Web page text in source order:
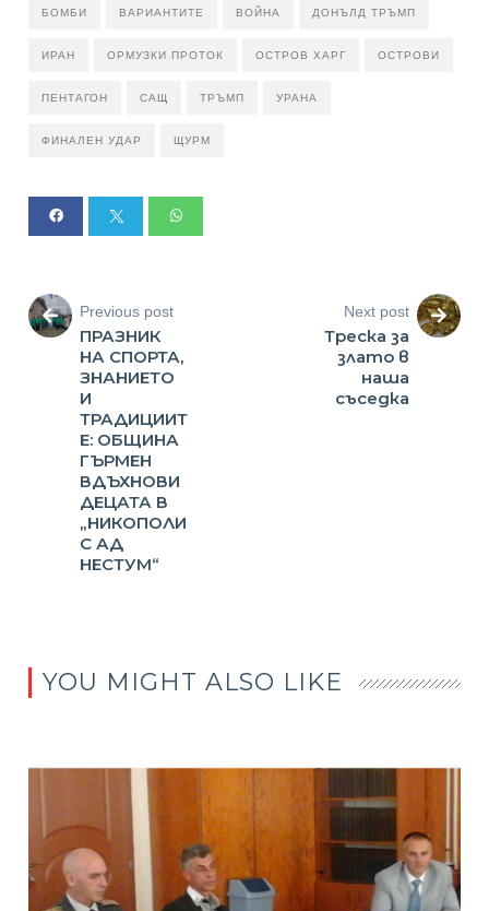
БОМБИ ВАРИАНТИТЕ ВОЙНА ДОНЪЛД ТРЪМП
ИРАН ОРМУЗКИ ПРОТОК ОСТРОВ ХАРГ ОСТРОВИ
ПЕНТАГОН САЩ ТРЪМП УРАНА
ФИНАЛЕН УДАР ЩУРМ
Previous post
ПРАЗНИК
НА СПОРТА,
ЗНАНИЕТО
И
ТРАДИЦИИТ
Е: ОБЩИНА
ГЪРМЕН
ВДЪХНОВИ
ДЕЦАТА В
„НИКОПОЛИ
С АД
НЕСТУМ“
Next post
Треска за
злато в
наша
съседка
YOU MIGHT ALSO LIKE